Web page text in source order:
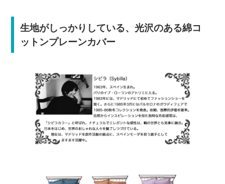
生地がしっかりしている、光沢のある綿コ
ットンプレーンカバー